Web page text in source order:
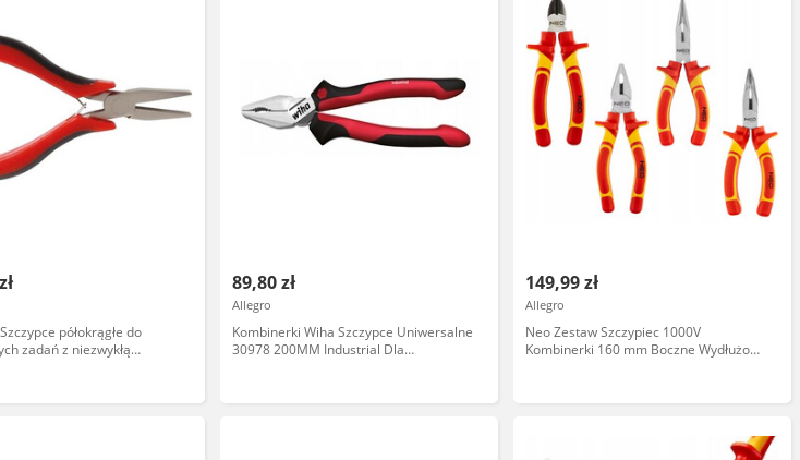
półokrągłe do
zadań z niezwykłą
89,80 zł
Allegro
Kombinerki Wiha Szczypce Uniwersalne
30978 200MM Industrial Dla
149,99 zł
Allegro
Neo Zestaw Szczypiec 1000V
Kombinerki 160 mm Boczne Wydłużone